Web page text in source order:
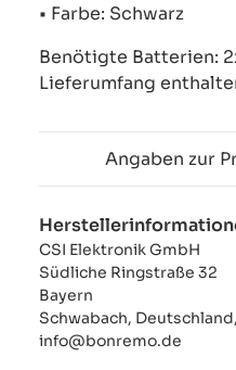
• Farbe: Schwarz
Benötigte Batterien:
Lieferumfang
Angaben zur
CSI Elektronik GmbH
Südliche Ringstraße 32
Bayern
Schwabach,
info@bonremo.de